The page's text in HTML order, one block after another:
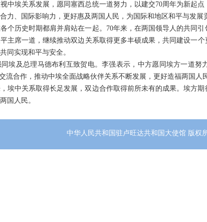
中埃关系发展，愿同塞西总统一道努力，以建交70周年为新起
力、国际影响力，更好惠及两国人民，为国际和地区和平与发展
个历史时期都肩并肩站在一起。70年来，在两国领导人的共同
主席一道，继续推动双边关系取得更多丰硕成果，共同建设一
同实现和平与安全。
埃及总理马德布利互致贺电。李强表示，中方愿同埃方一道
流合作，推动中埃全面战略伙伴关系不断发展，更好造福两国人
埃中关系取得长足发展，双边合作取得前所未有的成果。埃方
国人民。
中华人民共和国驻卢旺达共和国大使馆 版权